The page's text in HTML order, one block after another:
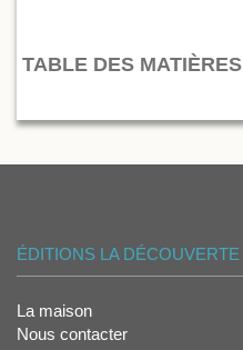
TABLE DES MATIÈRES
ÉDITIONS LA DÉCOUVERTE
La maison
Nous contacter